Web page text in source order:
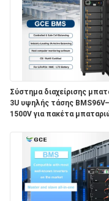
Σύστημα διαχείρισης
3U υψηλής τάσης BMS96V–
1500V για πακέτα
για σύστημα αποθήκευσης
ενέργειας (ESS)
εμπορική λύση ESS Modular
Battery Management